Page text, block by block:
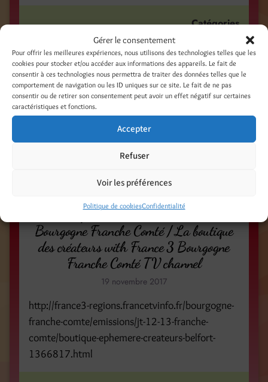
Gérer le consentement
Pour offrir les meilleures expériences, nous utilisons des technologies telles que les
cookies pour stocker et/ou accéder aux informations des appareils. Le fait de
consentir à ces technologies nous permettra de traiter des données telles que le
comportement de navigation ou les ID uniques sur ce site. Le fait de ne pas
consentir ou de retirer son consentement peut avoir un effet négatif sur certaines
caractéristiques et fonctions.
Accepter
Refuser
Voir les préférences
Politique de cookiesConfidentialité
Catégories
Illustrations - Peinture - Photo - Mixed Media
Étiquettes
artwork atelier
exposition
illustration
illustrations in the studio
linoprint
original creations pièces uniques
unique pieces of art
La boutique des créateurs avec France 3
Bourgogne Franche Comté / La boutique
des créateurs with France 3 Bourgogne
Franche Comté TV channel
19 novembre 2017
http://france3-regions.francetvinfo.fr/bourgogne-
franche-comte/emissions/jt-12-13-franche-
comte/boutique-ephemere-createurs-belfort-
1366817.html